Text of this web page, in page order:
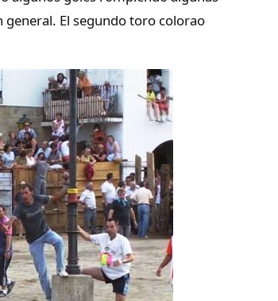
El segundo toro colorao